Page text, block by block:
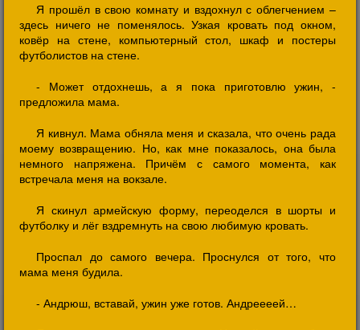
Я прошёл в свою комнату и вздохнул с облегчением –
здесь ничего не поменялось. Узкая кровать под окном,
ковёр на стене, компьютерный стол, шкаф и постеры
футболистов на стене.
- Может отдохнешь, а я пока приготовлю ужин, -
предложила мама.
Я кивнул. Мама обняла меня и сказала, что очень рада
моему возвращению. Но, как мне показалось, она была
немного напряжена. Причём с самого момента, как
встречала меня на вокзале.
Я скинул армейскую форму, переоделся в шорты и
футболку и лёг вздремнуть на свою любимую кровать.
Проспал до самого вечера. Проснулся от того, что
мама меня будила.
- Андрюш, вставай, ужин уже готов. Андреееей…